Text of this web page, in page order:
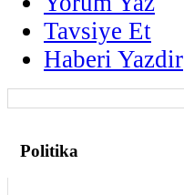
Tavsiye Et
Haberi Yazdir
Politika